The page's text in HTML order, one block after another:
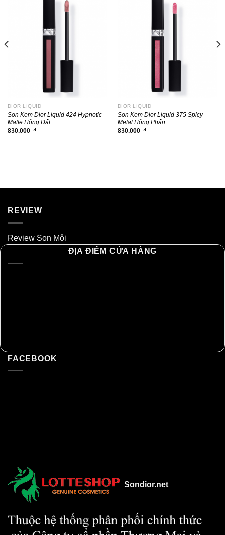
DIOR LIQUID
Son Kem Dior Liquid 424 Hypnotic
Matte Hồng Đất
830.000 ₫
DIOR LIQUID
Son Kem Dior Liquid 375 Spicy
Metal Hồng Phấn
830.000 ₫
REVIEW
Review Son Môi
ĐỊA ĐIỂM CỬA HÀNG
FACEBOOK
Sondior.net